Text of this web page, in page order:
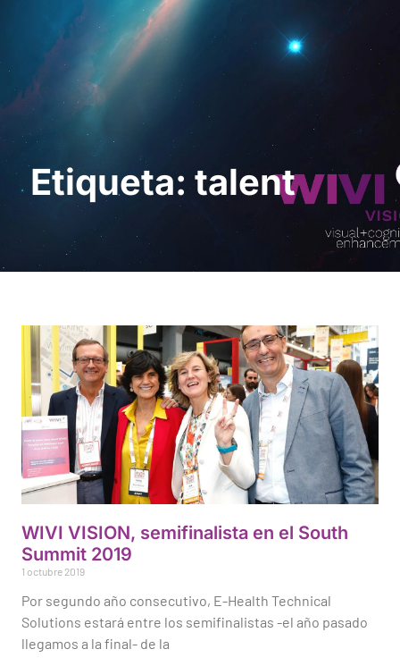
Solicita una demo
Etiqueta: talent
WIVI VISION, semifinalista en el South
Summit 2019
1 octubre 2019
Por segundo año consecutivo, E-Health Technical
Solutions estará entre los semifinalistas -el año pasado
llegamos a la final- de la